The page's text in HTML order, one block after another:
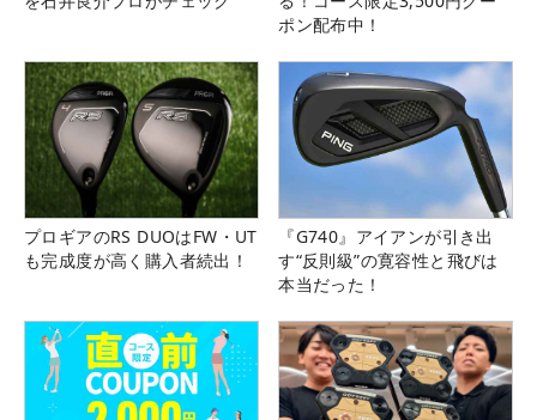
ポン配布中！
プロギアのRS DUOはFW・UT
も完成度が高く購入者続出！
『G740』アイアンが引き出
す“反則級”の寛容性と飛びは
本当だった！